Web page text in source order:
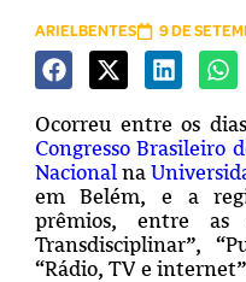
ARIELBENTES 9 DE
Ocorreu entre os
Congresso Brasileiro
Nacional na
em Belém, e a
prêmios, entre as
Transdisciplinar”,
“Rádio, TV e